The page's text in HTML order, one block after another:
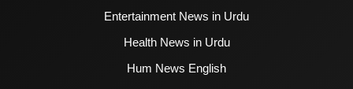
Entertainment News in Urdu
Health News in Urdu
Hum News English